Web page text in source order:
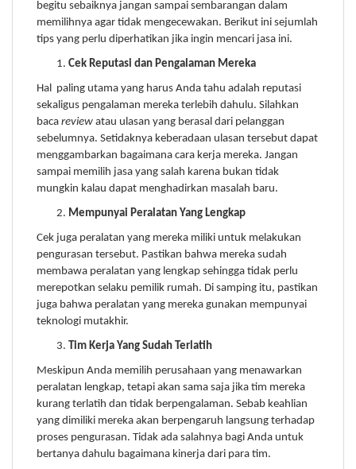
begitu sebaiknya jangan sampai sembarangan dalam
memilihnya agar tidak mengecewakan. Berikut ini sejumlah
tips yang perlu diperhatikan jika ingin mencari jasa ini.
Cek Reputasi dan Pengalaman Mereka
Hal paling utama yang harus Anda tahu adalah reputasi
sekaligus pengalaman mereka terlebih dahulu. Silahkan
baca review atau ulasan yang berasal dari pelanggan
sebelumnya. Setidaknya keberadaan ulasan tersebut dapat
menggambarkan bagaimana cara kerja mereka. Jangan
sampai memilih jasa yang salah karena bukan tidak
mungkin kalau dapat menghadirkan masalah baru.
Mempunyai Peralatan Yang Lengkap
Cek juga peralatan yang mereka miliki untuk melakukan
pengurasan tersebut. Pastikan bahwa mereka sudah
membawa peralatan yang lengkap sehingga tidak perlu
merepotkan selaku pemilik rumah. Di samping itu, pastikan
juga bahwa peralatan yang mereka gunakan mempunyai
teknologi mutakhir.
Tim Kerja Yang Sudah Terlatih
Meskipun Anda memilih perusahaan yang menawarkan
peralatan lengkap, tetapi akan sama saja jika tim mereka
kurang terlatih dan tidak berpengalaman. Sebab keahlian
yang dimiliki mereka akan berpengaruh langsung terhadap
proses pengurasan. Tidak ada salahnya bagi Anda untuk
bertanya dahulu bagaimana kinerja dari para tim.